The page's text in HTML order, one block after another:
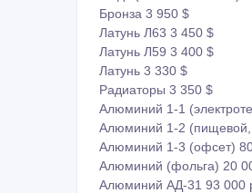
Бронза 3 950 $
Латунь Л63 3 450 $
Латунь Л59 3 400 $
Латунь 3 330 $
Радиаторы 3 350 $
Алюминий 1-1
Алюминий 1-2 (пищевой,
Алюминий 1-3 (офсет)
Алюминий (фольга) 20
Алюминий АД-31 93 000